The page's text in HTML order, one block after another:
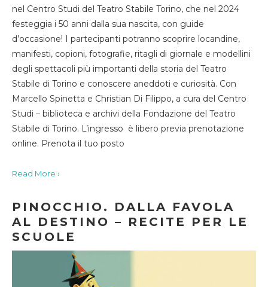
nel Centro Studi del Teatro Stabile Torino, che nel 2024
festeggia i 50 anni dalla sua nascita, con guide
d’occasione! I partecipanti potranno scoprire locandine,
manifesti, copioni, fotografie, ritagli di giornale e modellini
degli spettacoli più importanti della storia del Teatro
Stabile di Torino e conoscere aneddoti e curiosità. Con
Marcello Spinetta e Christian Di Filippo, a cura del Centro
Studi – biblioteca e archivi della Fondazione del Teatro
Stabile di Torino. L’ingresso è libero previa prenotazione
online. Prenota il tuo posto
Read More ›
PINOCCHIO. DALLA FAVOLA
AL DESTINO – RECITE PER LE
SCUOLE